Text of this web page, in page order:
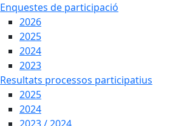
Enquestes de participació
2026
2025
2024
2023
Resultats processos participatius
2025
2024